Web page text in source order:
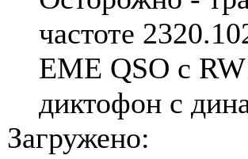
частоте
ЕМЕ QSO с
диктофон с
Загружено: